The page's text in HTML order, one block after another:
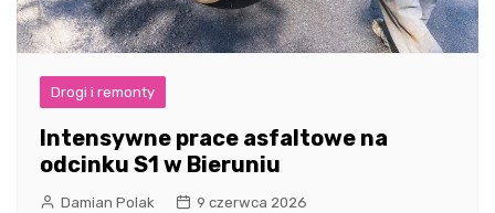
Drogi i remonty
Intensywne prace asfaltowe na
odcinku S1 w Bieruniu
Damian Polak 9 czerwca 2026